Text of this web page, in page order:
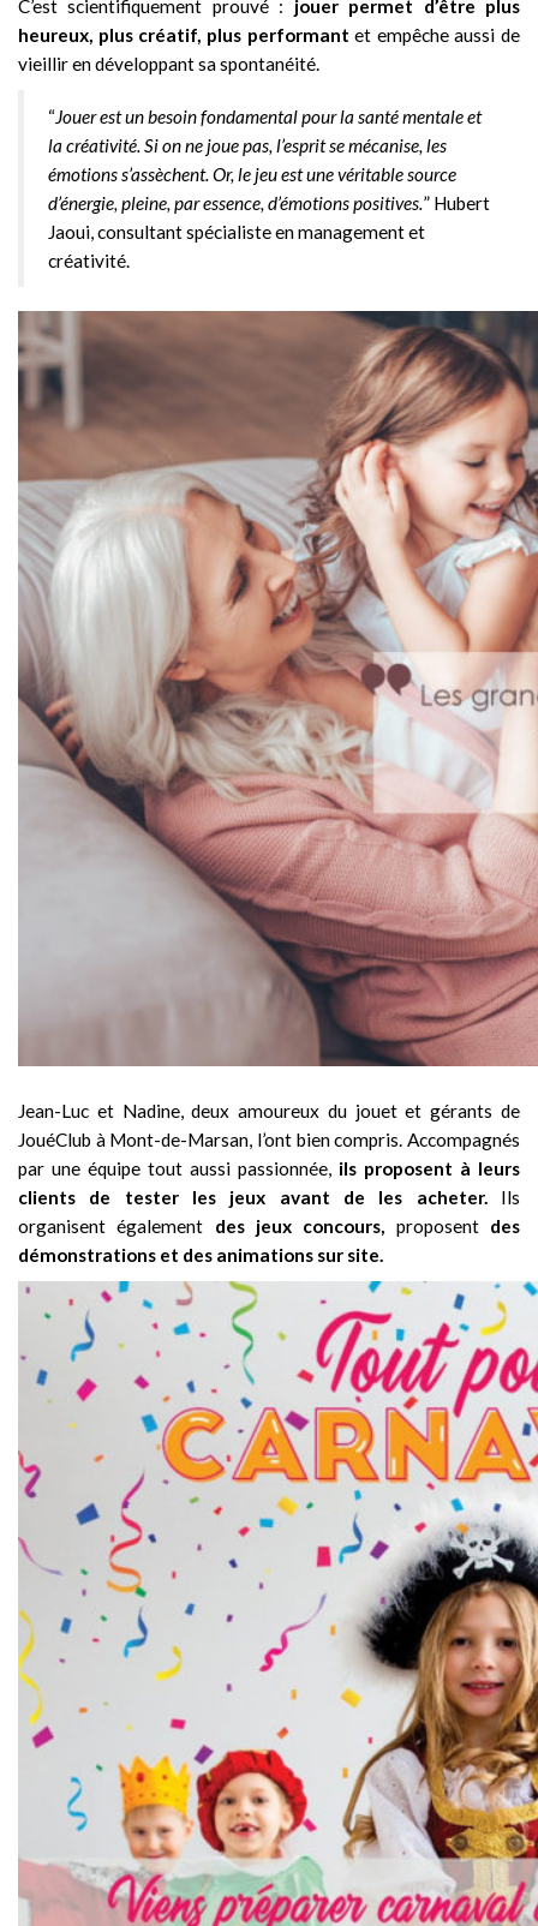
C’est scientifiquement prouvé : jouer permet d’être plus
heureux, plus créatif, plus performant et empêche aussi de
vieillir en développant sa spontanéité.
“Jouer est un besoin fondamental pour la santé mentale et
la créativité. Si on ne joue pas, l’esprit se mécanise, les
émotions s’assèchent. Or, le jeu est une véritable source
d’énergie, pleine, par essence, d’émotions positives.” Hubert
Jaoui, consultant spécialiste en management et
créativité.
Jean-Luc et Nadine, deux amoureux du jouet et gérants de
JouéClub à Mont-de-Marsan, l’ont bien compris. Accompagnés
par une équipe tout aussi passionnée, ils proposent à leurs
clients de tester les jeux avant de les acheter.Ils
organisent également des jeux concours, proposent des
démonstrations et des animations sur site.